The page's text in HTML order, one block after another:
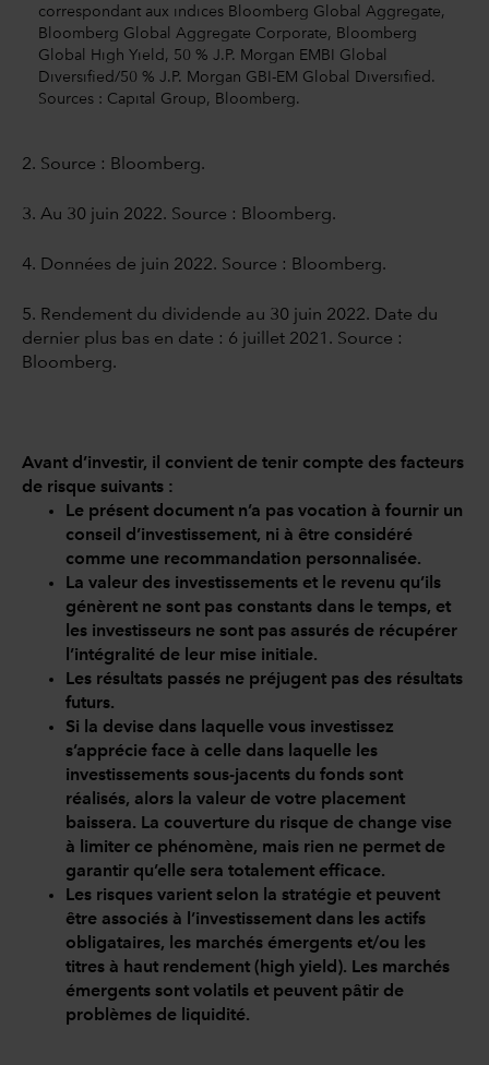
correspondant aux indices Bloomberg Global Aggregate,
Bloomberg Global Aggregate Corporate, Bloomberg
Global High Yield, 50 % J.P. Morgan EMBI Global
Diversified/50 % J.P. Morgan GBI-EM Global Diversified.
Sources : Capital Group, Bloomberg.
2. Source : Bloomberg.
3. Au 30 juin 2022. Source : Bloomberg.
4. Données de juin 2022. Source : Bloomberg.
5. Rendement du dividende au 30 juin 2022. Date du
dernier plus bas en date : 6 juillet 2021. Source :
Bloomberg.
Avant d’investir, il convient de tenir compte des facteurs
de risque suivants :
Le présent document n’a pas vocation à fournir un
conseil d’investissement, ni à être considéré
comme une recommandation personnalisée.
La valeur des investissements et le revenu qu’ils
génèrent ne sont pas constants dans le temps, et
les investisseurs ne sont pas assurés de récupérer
l’intégralité de leur mise initiale.
Les résultats passés ne préjugent pas des résultats
futurs.
Si la devise dans laquelle vous investissez
s’apprécie face à celle dans laquelle les
investissements sous-jacents du fonds sont
réalisés, alors la valeur de votre placement
baissera. La couverture du risque de change vise
à limiter ce phénomène, mais rien ne permet de
garantir qu’elle sera totalement efficace.
Les risques varient selon la stratégie et peuvent
être associés à l’investissement dans les actifs
obligataires, les marchés émergents et/ou les
titres à haut rendement (high yield). Les marchés
émergents sont volatils et peuvent pâtir de
problèmes de liquidité.